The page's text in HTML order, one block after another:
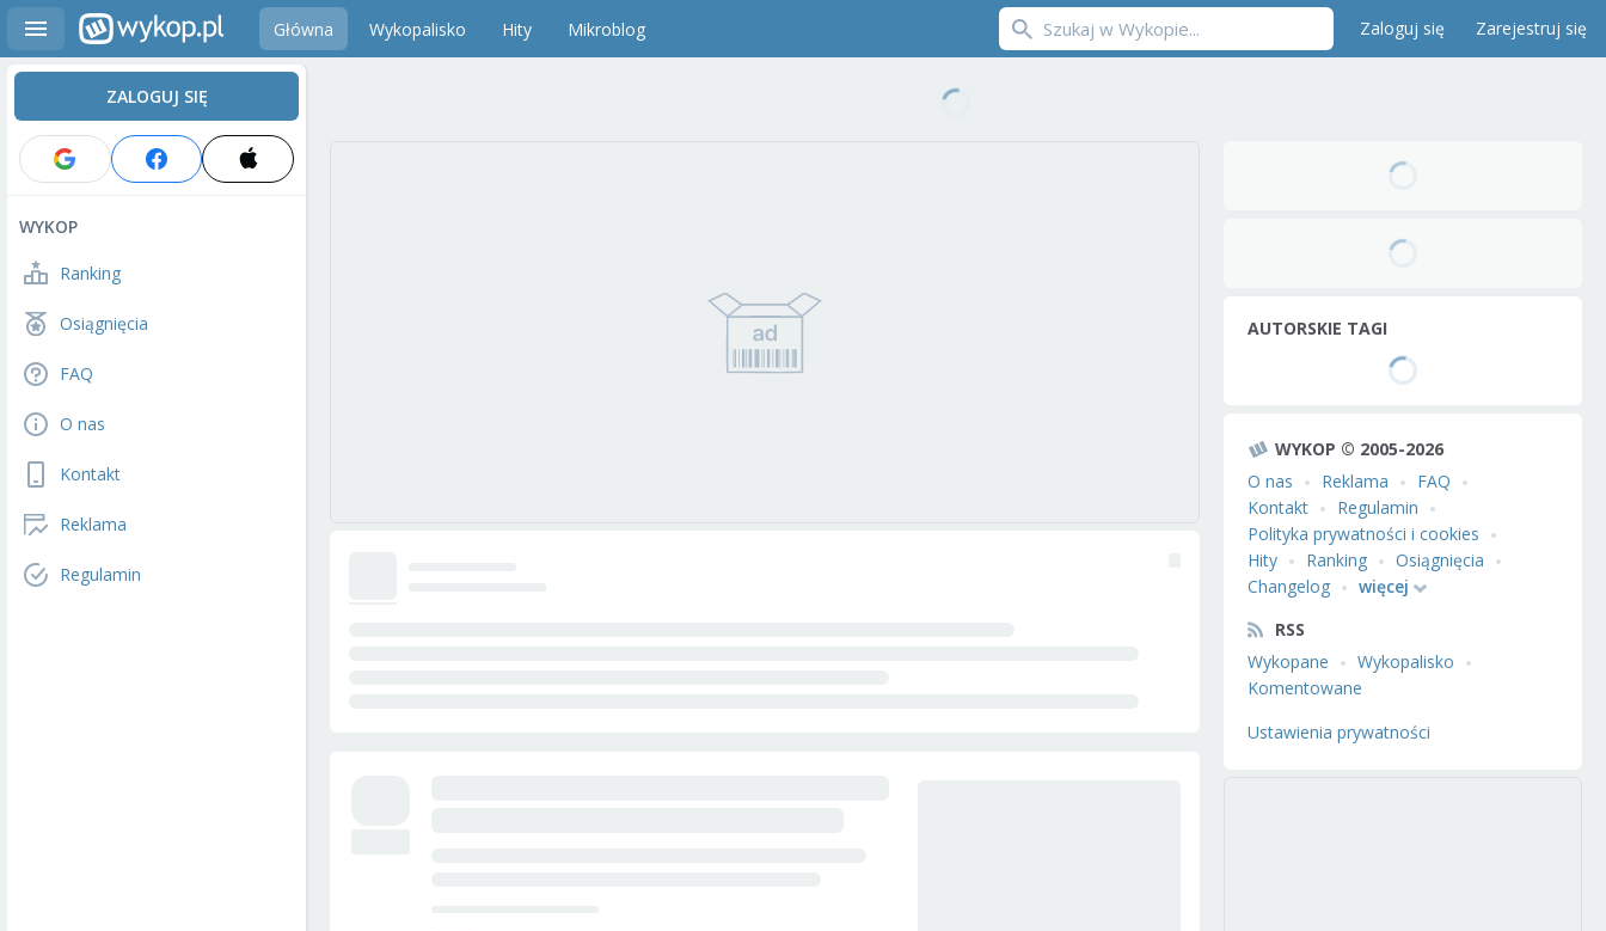
Główna Wykopalisko Hity Mikroblog Zaloguj się Zarejestruj się
ZALOGUJ SIĘ
WYKOP
Ranking
Osiągnięcia
FAQ
O nas
Kontakt
Reklama
Regulamin
AUTORSKIE TAGI
WYKOP © 2005-2026
O nas
Reklama
FAQ
Kontakt
Regulamin
Polityka prywatności i cookies
Hity
Ranking
Osiągnięcia
Changelog
więcej
RSS
Wykopane
Wykopalisko
Komentowane
Ustawienia prywatności